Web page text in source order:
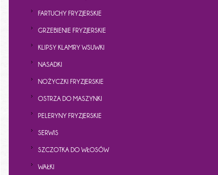
FARTUCHY FRYZJERSKIE
GRZEBIENIE FRYZJERSKIE
KLIPSY KLAMRY WSUWKI
NASADKI
NOŻYCZKI FRYZJERSKIE
OSTRZA DO MASZYNKI
PELERYNY FRYZJERSKIE
SERWIS
SZCZOTKA DO WŁOSÓW
WAŁKI